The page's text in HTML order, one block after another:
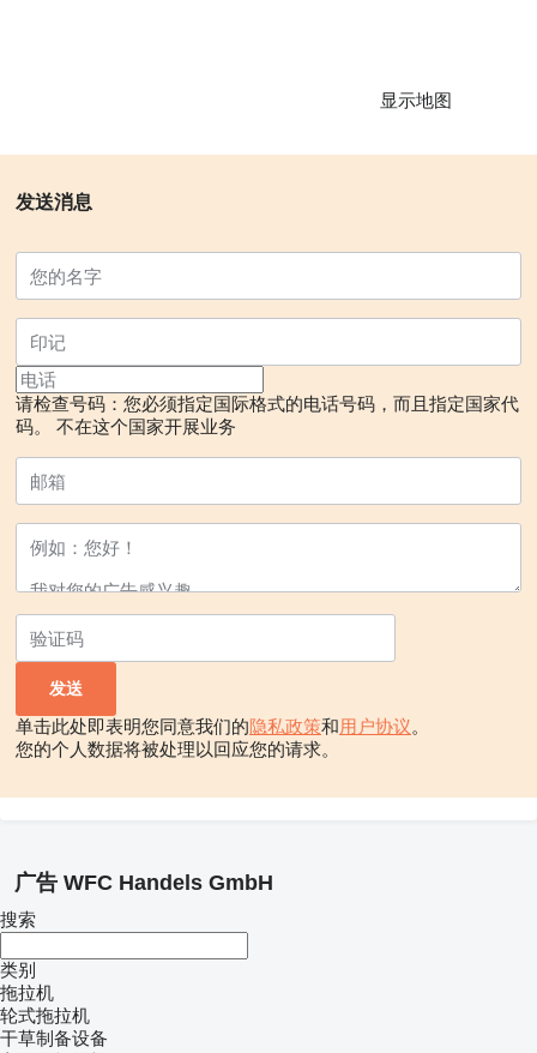
显示地图
发送消息
请检查号码：您必须指定国际格式的电话号码，而且指定国家代
码。
不在这个国家开展业务
单击此处即表明您同意我们的隐私政策和用户协议。
您的个人数据将被处理以回应您的请求。
广告 WFC Handels GmbH
搜索
类别
拖拉机
轮式拖拉机
干草制备设备